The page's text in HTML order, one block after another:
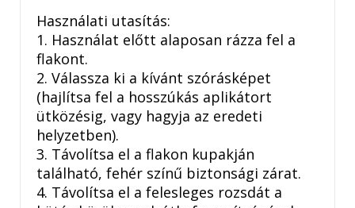
Használati utasítás:
1. Használat előtt alaposan rázza fel a
flakont.
2. Válassza ki a kívánt szórásképet
(hajlítsa fel a hosszúkás aplikátort
ütközésig, vagy hagyja az eredeti
helyzetben).
3. Távolítsa el a flakon kupakján
található, fehér színű biztonsági zárat.
4. Távolítsa el a felesleges rozsdát a